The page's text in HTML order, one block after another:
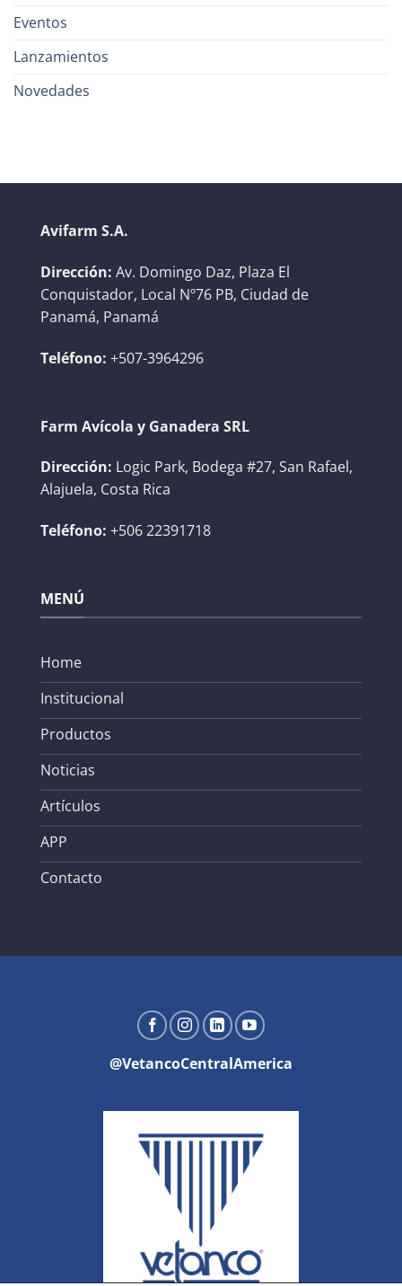
Eventos
Lanzamientos
Novedades
Avifarm S.A.
Dirección: Av. Domingo Daz, Plaza El
Conquistador, Local Nº76 PB, Ciudad de
Panamá, Panamá
Teléfono: +507-3964296
Farm Avícola y Ganadera SRL
Dirección: Logic Park, Bodega #27, San Rafael,
Alajuela, Costa Rica
Teléfono: +506 22391718
MENÚ
Home
Institucional
Productos
Noticias
Artículos
APP
Contacto
@VetancoCentralAmerica